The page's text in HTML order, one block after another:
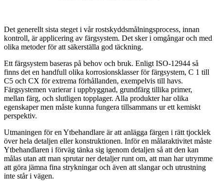
Det generellt sista steget i vår rostskyddsmålningsprocess, innan
kontroll, är applicering av färgsystem. Det sker i omgångar och med
olika metoder för att säkerställa god täckning.
Ett färgsystem baseras på behov och bruk. Enligt ISO-12944 så
finns det en handfull olika korrosionsklasser för färgsystem, C 1 till
C5 och CX för extrema förhållanden, exempelvis till havs.
Färgsystemen varierar i uppbyggnad, grundfärg tillika primer,
mellan färg, och slutligen topplager. Alla produkter har olika
egenskaper men måste kunna fungera tillsammans ur ett kemiskt
perspektiv.
Utmaningen för en Ytbehandlare är att anlägga färgen i rätt tjocklek
över hela detaljen eller konstruktionen. Inför en målaraktivitet måste
Ytbehandlaren i förväg tänka sig igenom detaljen så att den kan
målas utan att man sprutar ner detaljer runt om, att man har utrymme
att göra jämna fina strykningar och även att slangar och utrustning
inte står i vägen.